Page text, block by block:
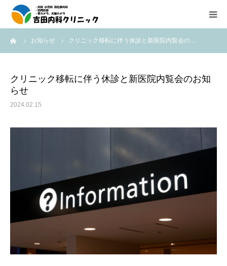
お知らせ クリニック移転に伴う休診と新医院内覧会の…
クリニック移転に伴う休診と新医院内覧会のお知
らせ
2024.02.15
診療所紹介
在宅医療（往診、訪問診療）のご案内
内視鏡検査の紹介
アクセス
求人情報